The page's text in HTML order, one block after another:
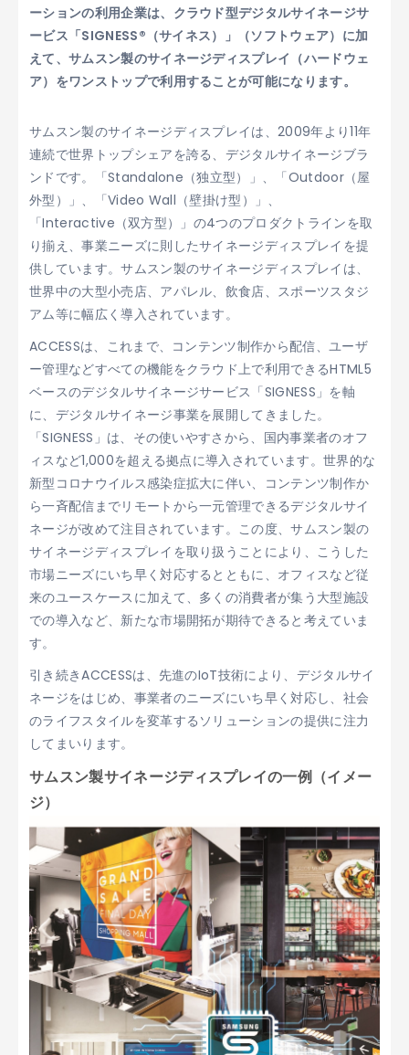
ーションの利用企業は、クラウド型デジタルサイネージサ
ービス「SIGNESS®（サイネス）」（ソフトウェア）に加
えて、サムスン製のサイネージディスプレイ（ハードウェ
ア）をワンストップで利用することが可能になります。
サムスン製のサイネージディスプレイは、2009年より11年
連続で世界トップシェアを誇る、デジタルサイネージブラ
ンドです。「Standalone（独立型）」、「Outdoor（屋
外型）」、「Video Wall（壁掛け型）」、
「Interactive（双方型）」の4つのプロダクトラインを取
り揃え、事業ニーズに則したサイネージディスプレイを提
供しています。サムスン製のサイネージディスプレイは、
世界中の大型小売店、アパレル、飲食店、スポーツスタジ
アム等に幅広く導入されています。
ACCESSは、これまで、コンテンツ制作から配信、ユーザ
ー管理などすべての機能をクラウド上で利用できるHTML5
ベースのデジタルサイネージサービス「SIGNESS」を軸
に、デジタルサイネージ事業を展開してきました。
「SIGNESS」は、その使いやすさから、国内事業者のオフ
ィスなど1,000を超える拠点に導入されています。世界的な
新型コロナウイルス感染症拡大に伴い、コンテンツ制作か
ら一斉配信までリモートから一元管理できるデジタルサイ
ネージが改めて注目されています。この度、サムスン製の
サイネージディスプレイを取り扱うことにより、こうした
市場ニーズにいち早く対応するとともに、オフィスなど従
来のユースケースに加えて、多くの消費者が集う大型施設
での導入など、新たな市場開拓が期待できると考えていま
す。
引き続きACCESSは、先進のIoT技術により、デジタルサイ
ネージをはじめ、事業者のニーズにいち早く対応し、社会
のライフスタイルを変革するソリューションの提供に注力
してまいります。
サムスン製サイネージディスプレイの一例（イメー
ジ）